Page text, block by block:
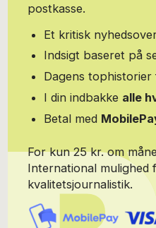
postkasse.
Et kritisk
Indsigt baseret på
Dagens
I din indbakke alle
Betal med
For kun 25 kr. om
International
kvalitetsjournalistik.